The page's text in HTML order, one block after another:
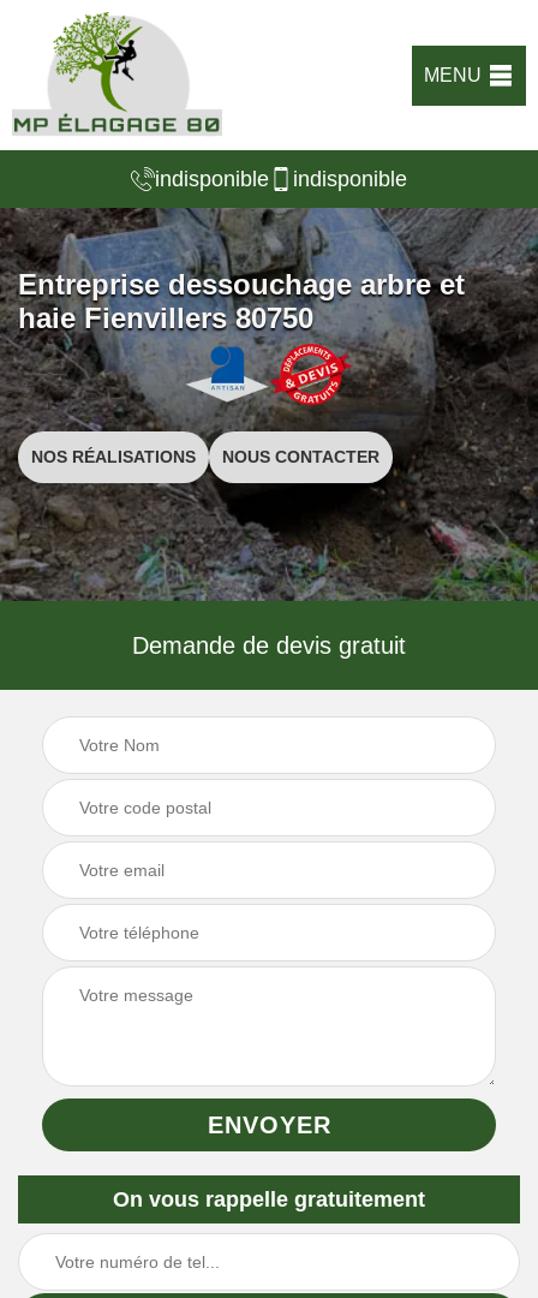
MENU
indisponible indisponible
Entreprise dessouchage arbre et
haie Fienvillers 80750
NOS RÉALISATIONS NOUS CONTACTER
Demande de devis gratuit
On vous rappelle gratuitement